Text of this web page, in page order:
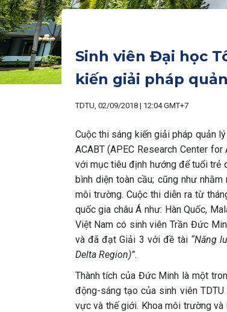
Sinh viên Đại học
kiến giải pháp
TDTU, 02/09/2018 | 12:04 GMT+7
Cuộc thi sáng kiến giải pháp quản
ACABT (APEC Research Center
với mục tiêu định hướng để tuổi trẻ
bình diện toàn cầu; cũng như
môi trường. Cuộc thi diễn ra từ
quốc gia châu Á như: Hàn Quốc,
Việt Nam có sinh viên Trần Đức
và đã đạt Giải 3 với đề tài “Năng
Delta Region)”.
Thành tích của Đức Minh là một
động-sáng tạo của sinh viên
vực và thế giới. Khoa môi trường